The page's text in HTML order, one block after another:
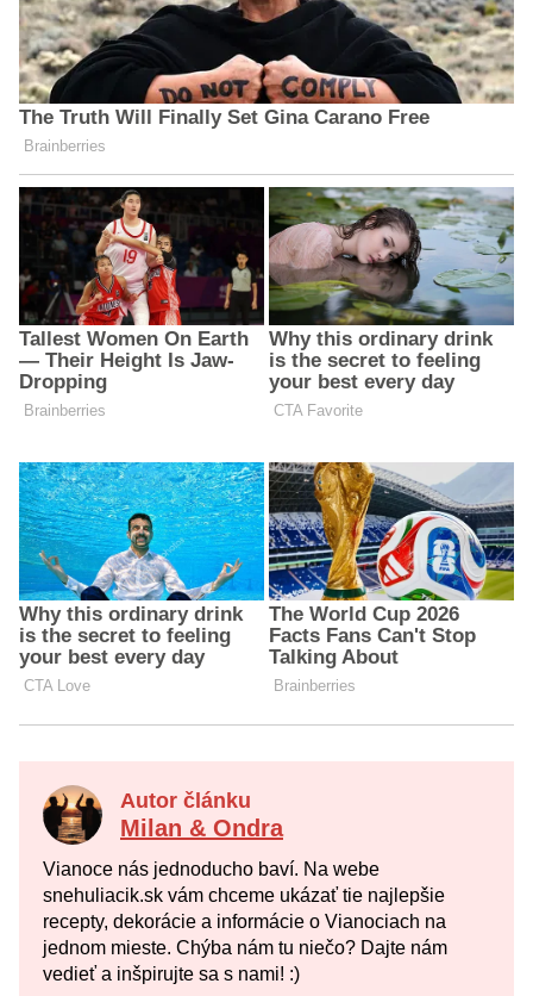
Autor článku
Milan & Ondra
Vianoce nás jednoducho baví. Na webe
snehuliacik.sk vám chceme ukázať tie najlepšie
recepty, dekorácie a informácie o Vianociach na
jednom mieste. Chýba nám tu niečo? Dajte nám
vedieť a inšpirujte sa s nami! :)